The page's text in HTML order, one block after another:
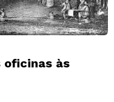
oficinas às